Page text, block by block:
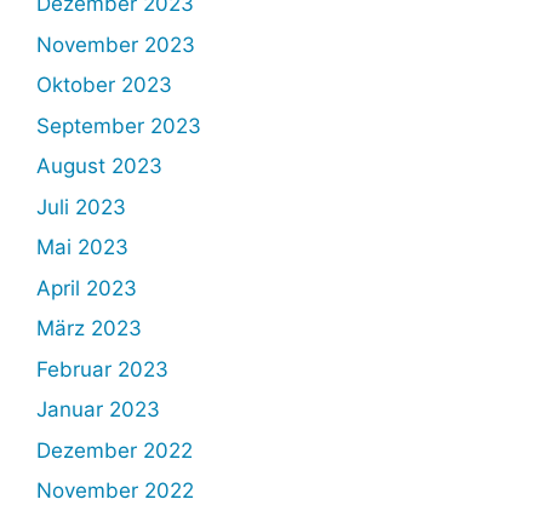
November 2023
Oktober 2023
September 2023
August 2023
Juli 2023
Mai 2023
April 2023
März 2023
Februar 2023
Januar 2023
Dezember 2022
November 2022